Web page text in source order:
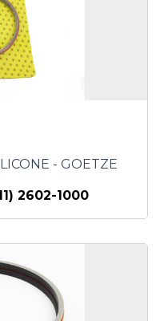
- GOETZE
2602-1000